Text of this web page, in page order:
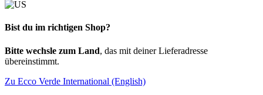
Bist du im richtigen Shop?
Bitte wechsle zum Land, das mit deiner Lieferadresse
übereinstimmt.
Zu Ecco Verde International (English)